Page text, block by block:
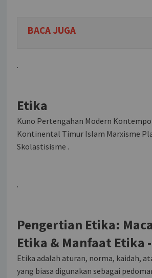
BACA JUGA
.
Etika
Kuno Pertengahan Modern
Kontinental Timur Islam Marxisme
Skolastisisme .
.
Pengertian Etika:
Etika & Manfaat Etika
Etika adalah aturan, norma, kaidah,
yang biasa digunakan sebagai